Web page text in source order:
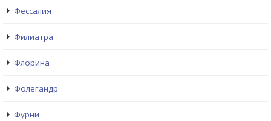
Фессалия
Филиатра
Флорина
Фолегандр
Фурни